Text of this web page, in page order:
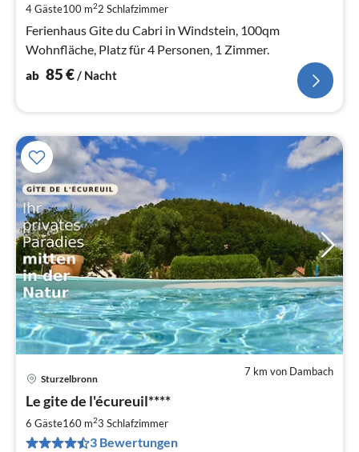
4 Gäste100 m22 Schlafzimmer
Ferienhaus Gite du Cabri in Windstein, 100qm
Wohnfläche, Platz für 4 Personen, 1 Zimmer.
ab 85€/ Nacht
7 km von Dambach
Sturzelbronn
Le gite de l'écureuil****
6 Gäste160 m23 Schlafzimmer
3 Bewertungen